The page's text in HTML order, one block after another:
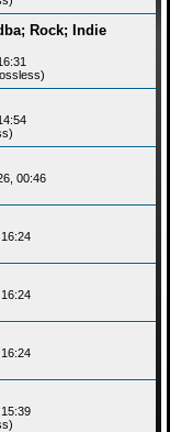
Rock; Indie
00:46